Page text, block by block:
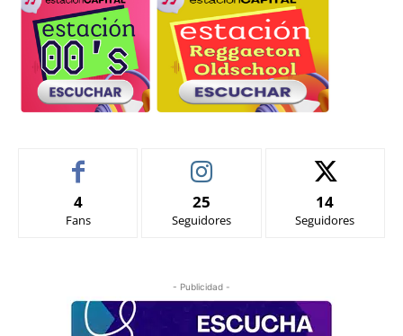
4
Fans
25
Seguidores
14
Seguidores
- Publicidad -